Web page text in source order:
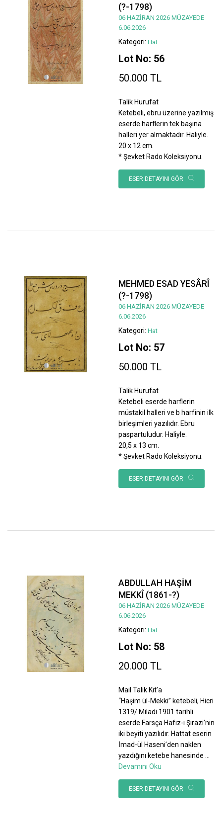
(?-1798)
06 HAZİRAN 2026 MÜZAYEDE
6.06.2026
Kategori: Hat
Lot No: 56
50.000 TL
Talik Hurufat
Ketebeli, ebru üzerine yazılmış
eserde harflerin tek başına
halleri yer almaktadır. Haliyle.
20 x 12 cm.
* Şevket Rado Koleksiyonu.
ESER DETAYINI GÖR
MEHMED ESAD YESÂRÎ
(?-1798)
06 HAZİRAN 2026 MÜZAYEDE
6.06.2026
Kategori: Hat
Lot No: 57
50.000 TL
Talik Hurufat
Ketebeli eserde harflerin
müstakil halleri ve b harfinin ilk
birleşimleri yazılıdır. Ebru
paspartuludur. Haliyle.
20,5 x 13 cm.
* Şevket Rado Koleksiyonu.
ESER DETAYINI GÖR
ABDULLAH HAŞİM
MEKKÎ (1861-?)
06 HAZİRAN 2026 MÜZAYEDE
6.06.2026
Kategori: Hat
Lot No: 58
20.000 TL
Mail Talik Kıt’a
“Haşim ül-Mekki” ketebeli, Hicri
1319/ Miladi 1901 tarihli
eserde Farsça Hafız-ı Şirazi’nin
iki beyiti yazılıdır. Hattat eserin
İmad-ül Haseni’den naklen
yazdığını ketebe hanesinde
Devamını Oku
ESER DETAYINI GÖR